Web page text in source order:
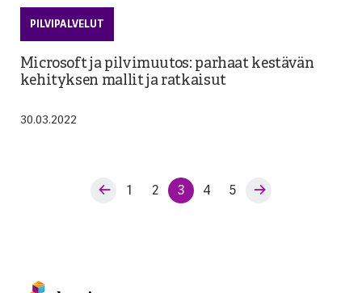
PILVIPALVELUT
Microsoft ja pilvimuutos: parhaat kestävän
kehityksen mallit ja ratkaisut
30.03.2022
1 2 3 4 5